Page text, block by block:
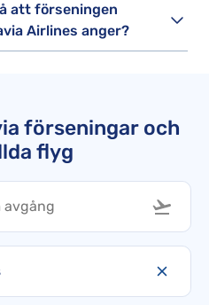
att förseningen
Airlines anger?
förseningar och
flyg